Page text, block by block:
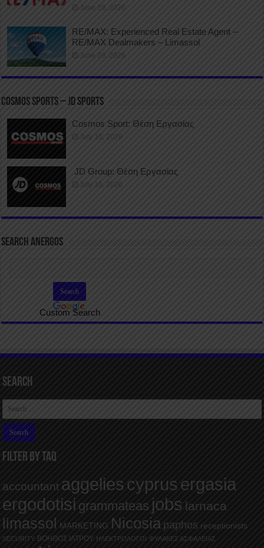
June 29, 2026
RE/MAX: Experienced Real Estate Agent –
RE/MAX Dealmakers – Limassol
June 29, 2026
COSMOS SPORTS – JD SPORTS
Cosmos Sport: Θέση Εργασίας
July 10, 2026
JD Group: Θέση Εργασίας
July 10, 2026
SEARCH ANERGOS
Custom Search
Search
FILTER BY TAQ
accountant aggelies cyprus ergasia
ergodotisi grammateas jobs larnaca
limassol MARKETING Nicosia paphos receptionists
SECURITY ΒΟΗΘΟΣ ΙΑΤΡΟΥ ΗΛΕΚΤΡΟΛΟΓΟΙ ΦΥΛΑΚΕΣ ΑΣΦΑΛΕΙΑΣ